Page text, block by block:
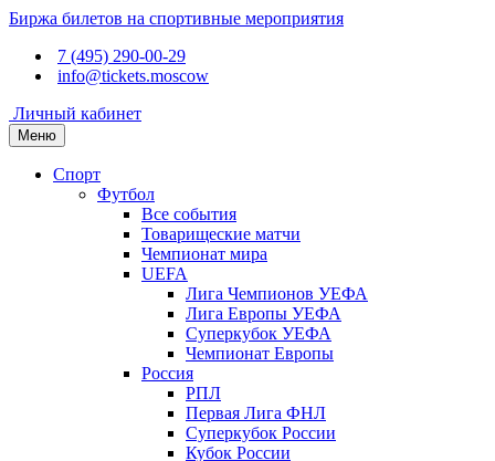
Биржа билетов на спортивные мероприятия
7 (495) 290-00-29
info@tickets.moscow
Личный кабинет
Меню
Спорт
Футбол
Все события
Товарищеские матчи
Чемпионат мира
UEFA
Лига Чемпионов УЕФА
Лига Европы УЕФА
Суперкубок УЕФА
Чемпионат Европы
Россия
РПЛ
Первая Лига ФНЛ
Суперкубок России
Кубок России